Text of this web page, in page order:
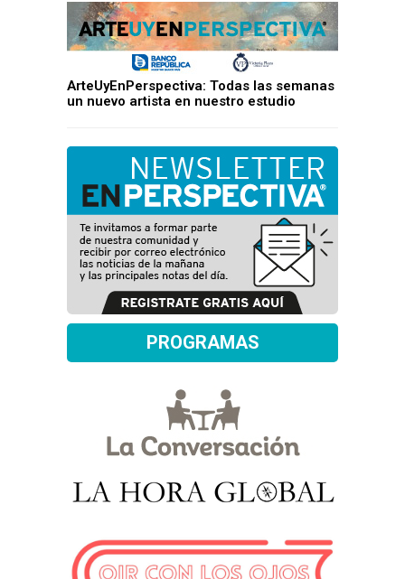
ArteUyEnPerspectiva: Todas las semanas
un nuevo artista en nuestro estudio
PROGRAMAS